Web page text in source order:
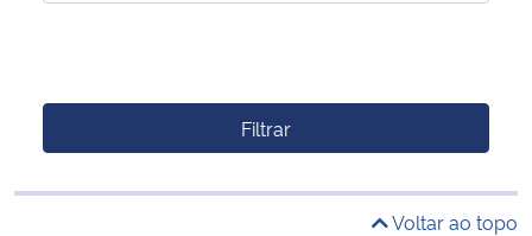
Filtrar
Voltar ao topo